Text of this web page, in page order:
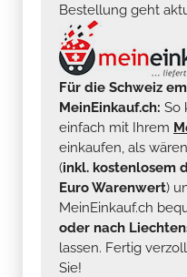
Bestellung geht
Für die Schweiz
MeinEinkauf.ch: So
einfach mit Ihrem
einkaufen, als
(inkl. kostenlosem
Euro Warenwert)
MeinEinkauf.ch
oder nach
lassen. Fertig
Sie!